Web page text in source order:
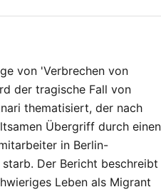
der
eine Woche
Folge uns auf
uns eure
an
von 'Verbrechen von
der tragische Fall von
thematisiert, der nach
Übergriff durch einen
in Berlin-
Der Bericht beschreibt
Leben als Migrant